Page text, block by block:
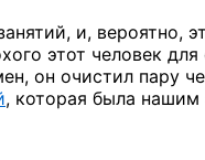
и, вероятно,
этот человек для
он очистил пару
, которая была нашим